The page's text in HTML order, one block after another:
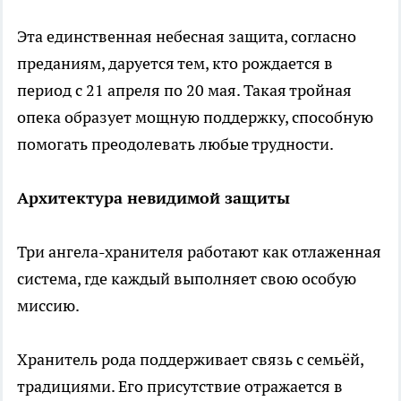
Эта единственная небесная защита, согласно
преданиям, даруется тем, кто рождается в
период с 21 апреля по 20 мая. Такая тройная
опека образует мощную поддержку, способную
помогать преодолевать любые трудности.
Архитектура невидимой защиты
Три ангела-хранителя работают как отлаженная
система, где каждый выполняет свою особую
миссию.
Хранитель рода поддерживает связь с семьёй,
традициями. Его присутствие отражается в